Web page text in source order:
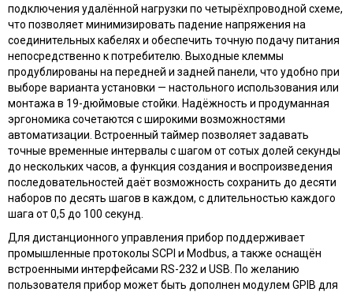
подключения удалённой нагрузки по четырёхпроводной схеме,
что позволяет минимизировать падение напряжения на
соединительных кабелях и обеспечить точную подачу питания
непосредственно к потребителю. Выходные клеммы
продублированы на передней и задней панели, что удобно при
выборе варианта установки — настольного использования или
монтажа в 19-дюймовые стойки. Надёжность и продуманная
эргономика сочетаются с широкими возможностями
автоматизации. Встроенный таймер позволяет задавать
точные временные интервалы с шагом от сотых долей секунды
до нескольких часов, а функция создания и воспроизведения
последовательностей даёт возможность сохранить до десяти
наборов по десять шагов в каждом, с длительностью каждого
шага от 0,5 до 100 секунд.
Для дистанционного управления прибор поддерживает
промышленные протоколы SCPI и Modbus, а также оснащён
встроенными интерфейсами RS-232 и USB. По желанию
пользователя прибор может быть дополнен модулем GPIB для